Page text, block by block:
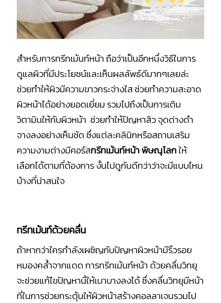
สำหรับการทรีทเม้นท์หน้า ถือว่าเป็นอีกหนึ่งวิธีในการ
ดูแลผิวที่มีประโยชน์และเห็นผลลัพธ์ดีมากๆเลยล่ะ
ช่วยทำให้ผิวมีความขาวกระจ่างใส ช่วยทำความสะอาด
ผิวหน้าได้อย่างยอดเยี่ยม รวมไปถึงเป็นการเติม
วิตามินให้กับผิวหน้า ช่วยทำให้ปัญหาสิว จุดด่างดำ
จางลงอย่างเห็นชัด ซึ่งแต่ละคลินิกหรือสถานเสริม
ความงามต่างมีคอร์สทรีทเม้นท์หน้า พิษณุโลกให้
เลือกได้ตามที่ต้องการ งั้นไปดูกันดีกว่าว่าจะมีแบบไหน
บ้างที่น่าสนใจ
ทรีทเม้นท์ด้วยคลื่น
ถ้าหากว่าใครกำลังเผชิญกับปัญหาผิวหน้ามีริ้วรอย
หมองคล้ำจากแดด การทรีทเม้นท์หน้า ด้วยคลื่นวิทยุ
จะช่วยแก้ไขปัญหานี้ให้เบาบางลงได้ ซึ่งคลื่นวิทยุมีหน้า
ที่ในการช่วยกระตุ้นให้ผิวหน้าสร้างคอลลาเจนรวมไป